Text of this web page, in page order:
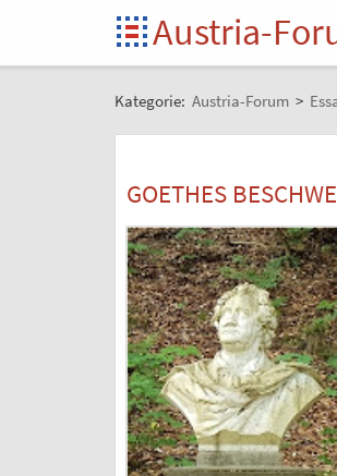
Austria-
Kategorie: Austria-Forum >
GOETHES